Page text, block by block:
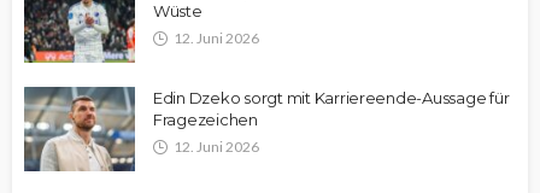
Wüste
12. Juni 2026
Edin Dzeko sorgt mit Karriereende-Aussage für
Fragezeichen
12. Juni 2026